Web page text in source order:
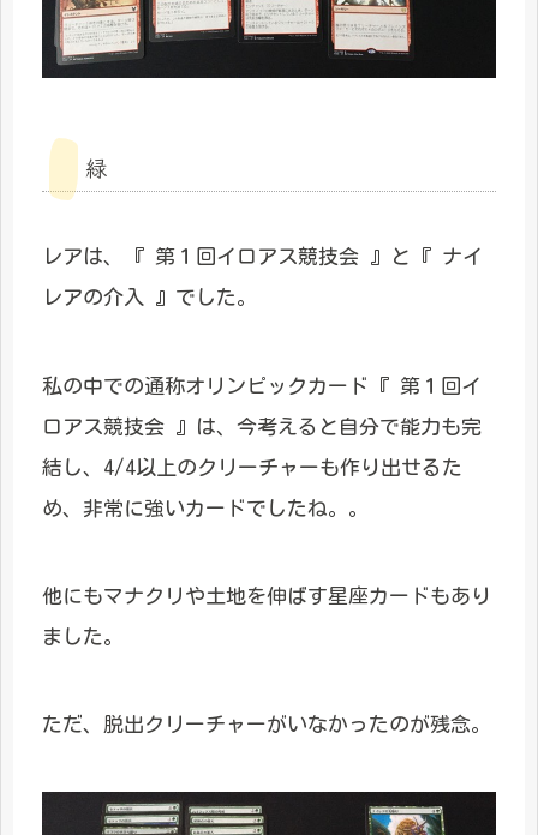
緑
レアは、『 第１回イロアス競技会 』と『 ナイ
レアの介入 』でした。
私の中での通称オリンピックカード『 第１回イ
ロアス競技会 』は、今考えると自分で能力も完
結し、4/4以上のクリーチャーも作り出せるた
め、非常に強いカードでしたね。。
他にもマナクリや土地を伸ばす星座カードもあり
ました。
ただ、脱出クリーチャーがいなかったのが残念。